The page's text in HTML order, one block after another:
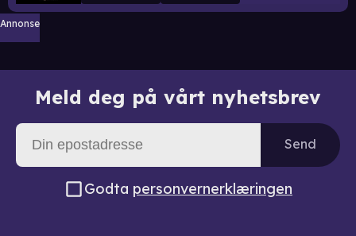
Annonse
Meld deg på vårt nyhetsbrev
Send
Godta personvernerklæringen